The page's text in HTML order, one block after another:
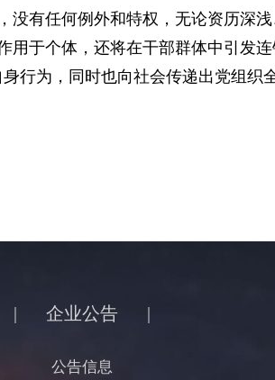
有任何例外和特权，无论资历深
于个体，还将在干部群体中引发
行为，同时也向社会传递出党组织
| 企业公告
公告信息
|